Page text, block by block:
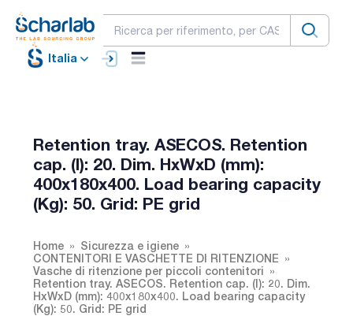
Italia
Retention tray. ASECOS. Retention
cap. (l): 20. Dim. HxWxD (mm):
400x180x400. Load bearing capacity
(Kg): 50. Grid: PE grid
Home
Sicurezza e igiene
CONTENITORI E VASCHETTE DI RITENZIONE
Vasche di ritenzione per piccoli contenitori
Retention tray. ASECOS. Retention cap. (l): 20. Dim.
HxWxD (mm): 400x180x400. Load bearing capacity
(Kg): 50. Grid: PE grid